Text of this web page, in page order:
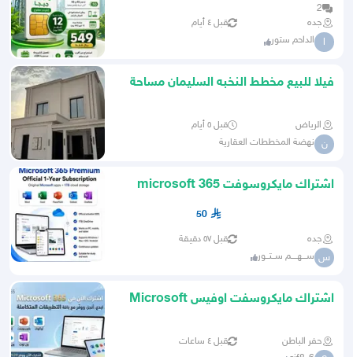
2
جده
قبل ٤ أيام
ا الداحم ستور
فيلا للبيع مخطط النخبه السليمان مساحة
الرياض قبل ٥ أيام
ن نهضة المخططات العقارية
اشتراك مايكروسوفت microsoft 365
50
جده قبل ٥٧ دقيقة
س ســـهــــم ســتــور
اشتراك مايكروسفت اوفيس Microsoft
حفر الباطن قبل ٤ ساعات